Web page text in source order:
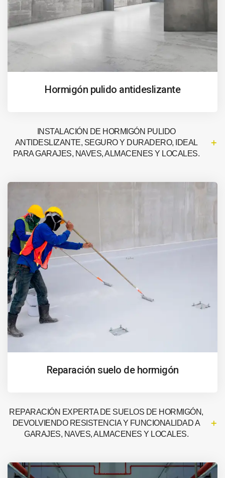
Hormigón pulido antideslizante
INSTALACIÓN DE HORMIGÓN PULIDO
ANTIDESLIZANTE, SEGURO Y DURADERO, IDEAL
PARA GARAJES, NAVES, ALMACENES Y LOCALES.
Reparación suelo de hormigón
REPARACIÓN EXPERTA DE SUELOS DE HORMIGÓN,
DEVOLVIENDO RESISTENCIA Y FUNCIONALIDAD A
GARAJES, NAVES, ALMACENES Y LOCALES.